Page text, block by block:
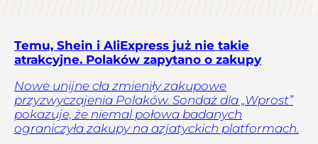
Temu, Shein i AliExpress już nie takie
atrakcyjne. Polaków zapytano o zakupy
Nowe unijne cła zmieniły zakupowe
przyzwyczajenia Polaków. Sondaż dla „Wprost”
pokazuje, że niemal połowa badanych
ograniczyła zakupy na azjatyckich platformach.